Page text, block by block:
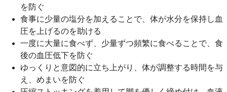
を防ぐ
食事に少量の塩分を加えることで、体が水分を保持し血
圧を上げるのを助ける
一度に大量に食べず、少量ずつ頻繁に食べることで、食
後の血圧低下を防ぐ
ゆっくりと意図的に立ち上がり、体が調整する時間を与
え、めまいを防ぐ